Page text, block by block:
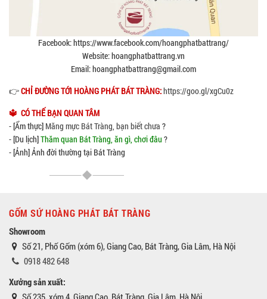
Facebook: https://www.facebook.com/hoangphatbattrang/
Website: hoangphatbattrang.vn
Email: hoangphatbattrang@gmail.com
👉CHỈ ĐƯỜNG TỚI HOÀNG PHÁT BÁT TRÀNG:https://goo.gl/xgCu0z
🔱 CÓ THẾ BẠN QUAN TÂM
- [Ẩm thực] Măng mực Bát Tràng, bạn biết chưa ?
- [Du lịch]Thăm quan Bát Tràng, ăn gì, chơi đâu ?
- [Ảnh] Ảnh đời thường tại Bát Tràng
GỐM SỨ HOÀNG PHÁT BÁT TRÀNG
Showroom
Số 21, Phố Gốm (xóm 6), Giang Cao, Bát Tràng, Gia Lâm, Hà Nội
0918 482 648
Xưởng sản xuất:
Số 235, xóm 4, Giang Cao, Bát Tràng, Gia Lâm, Hà Nội